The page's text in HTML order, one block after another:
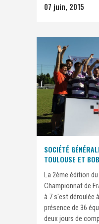
07 juin, 2015
SOCIÉTÉ
TOULOUSE ET
La 2ème édition
Championnat de
à 7 s'est déroulée
présence de 36
deux jours de